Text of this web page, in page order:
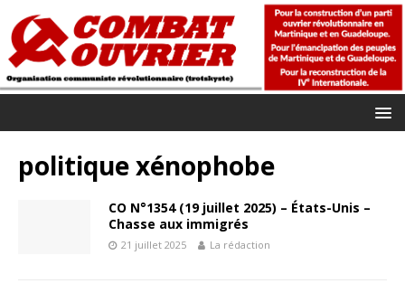
politique xénophobe
CO N°1354 (19 juillet 2025) – États-Unis –
Chasse aux immigrés
21 juillet 2025 La rédaction